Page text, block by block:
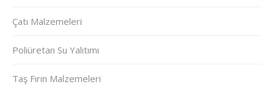
Çatı Malzemeleri
Poliüretan Su Yalıtımı
Taş Fırın Malzemeleri